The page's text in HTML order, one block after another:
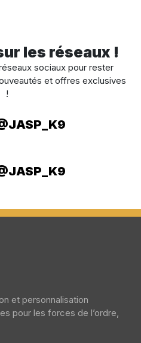
les réseaux !
sociaux pour rester
et offres exclusives
!
et personnalisation
pour les forces de l’ordre,